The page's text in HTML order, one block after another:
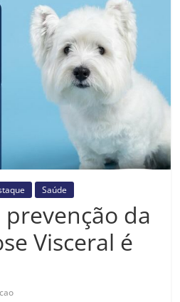
Saúde
da
Visceral é